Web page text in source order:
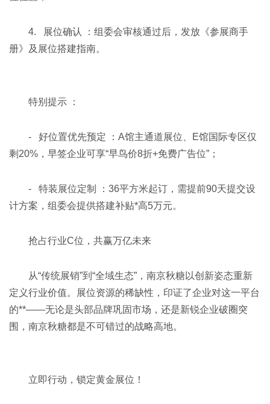
4. 展位确认 ：组委会审核通过后，发放《参展商手
册》及展位搭建指南。
特别提示 ：
- 好位置优先预定 ：A馆主通道展位、E馆国际专区仅
剩20%，早签企业可享“早鸟价8折+免费广告位”；
- 特装展位定制 ：36平方米起订，需提前90天提交设
计方案，组委会提供搭建补贴*高5万元。
抢占行业C位，共赢万亿未来
从“传统展销”到“全域生态”，南京秋糖以创新姿态重新
定义行业价值。展位资源的稀缺性，印证了企业对这一平台
的**——无论是头部品牌巩固市场，还是新锐企业破圈突
围，南京秋糖都是不可错过的战略高地。
立即行动，锁定黄金展位！